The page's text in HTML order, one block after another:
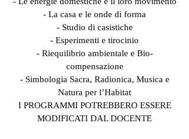
- La casa e le onde di forma
- Studio di casistiche
- Esperimenti e tirocinio
- Riequilibrio ambientale e Bio-
compensazione
- Simbologia Sacra, Radionica, Musica e
Natura per l’Habitat
I PROGRAMMI POTREBBERO ESSERE
MODIFICATI DAL DOCENTE